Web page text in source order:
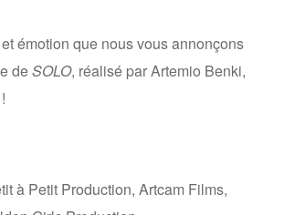
émotion que nous vous annonçons
deSOLO, réalisé par Artemio Benki,
à Petit Production, Artcam Films,